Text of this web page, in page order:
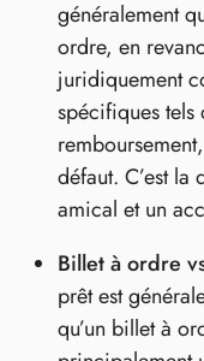
généralement
ordre, en
juridiquement
spécifiques tels
défaut. C’est
amical et un
Billet à ordre
prêt est
qu’un billet à